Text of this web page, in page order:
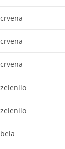
crvena
crvena
crvena
zelenilo
zelenilo
bela